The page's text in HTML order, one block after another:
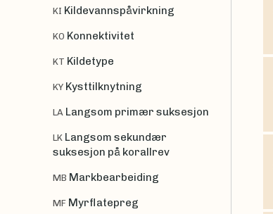
KI Kildevannspåvirkning
KO Konnektivitet
KT Kildetype
KY Kysttilknytning
LA Langsom primær suksesjon
LK Langsom sekundær
suksesjon på korallrev
MB Markbearbeiding
MF Myrflatepreg